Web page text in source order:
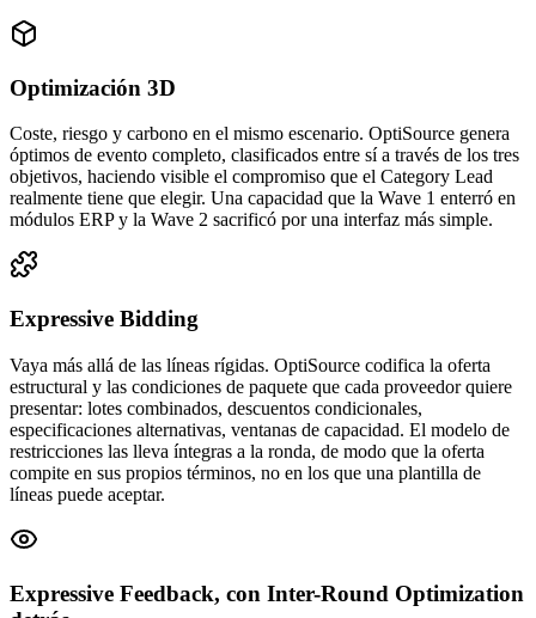
Optimización 3D
Coste, riesgo y carbono en el mismo escenario. OptiSource genera
óptimos de evento completo, clasificados entre sí a través de los tres
objetivos, haciendo visible el compromiso que el Category Lead
realmente tiene que elegir. Una capacidad que la Wave 1 enterró en
módulos ERP y la Wave 2 sacrificó por una interfaz más simple.
Expressive Bidding
Vaya más allá de las líneas rígidas. OptiSource codifica la oferta
estructural y las condiciones de paquete que cada proveedor quiere
presentar: lotes combinados, descuentos condicionales,
especificaciones alternativas, ventanas de capacidad. El modelo de
restricciones las lleva íntegras a la ronda, de modo que la oferta
compite en sus propios términos, no en los que una plantilla de
líneas puede aceptar.
Expressive Feedback, con Inter-Round Optimization